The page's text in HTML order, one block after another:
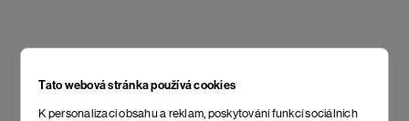
Tato webová stránka používá cookies
K personalizaci obsahu a reklam, poskytování funkcí sociálních